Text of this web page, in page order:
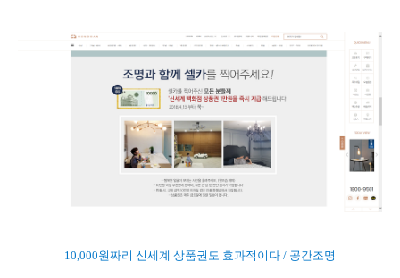
10,000원짜리 신세계 상품권도 효과적이다 / 공간조명